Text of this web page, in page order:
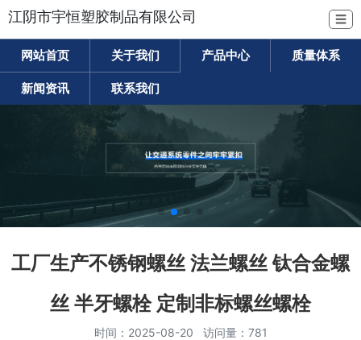
江阴市宇恒塑胶制品有限公司 ☰
网站首页 关于我们 产品中心 质量体系
新闻资讯 联系我们
工厂生产不锈钢螺丝 法兰螺丝 钛合金螺
丝 半牙螺栓 定制非标螺丝螺栓
时间：2025-08-20 访问量：781